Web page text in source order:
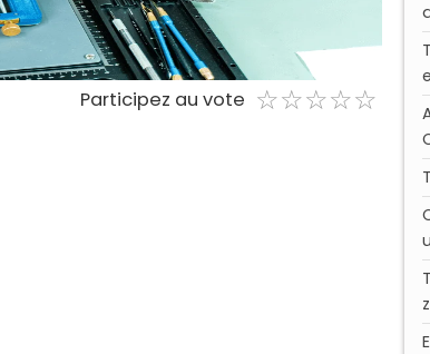
Participez au vote ☆☆☆☆☆
★★★★★